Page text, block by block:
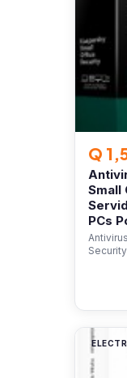
Q
Small
PCs